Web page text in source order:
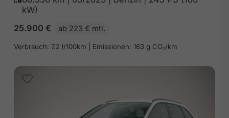
kW)
25.900 € ab 223 € mtl.
Verbrauch: 7.2 l/100km | Emissionen: 163 g CO₂/km